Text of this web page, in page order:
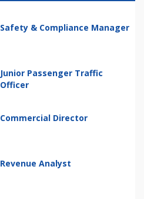
Safety & Compliance Manager
Junior Passenger Traffic
Officer
Commercial Director
Revenue Analyst